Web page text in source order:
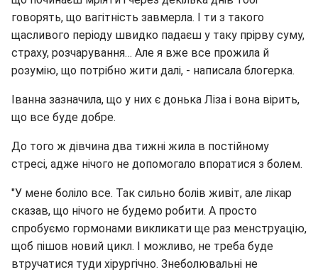
говорять, що вагітність завмерла. І ти з такого
щасливого періоду швидко падаєш у таку прірву суму,
страху, розчарування… Але я вже все прожила й
розумію, що потрібно жити далі, - написала блогерка.
Іванна зазначила, що у них є донька Ліза і вона вірить,
що все буде добре.
До того ж дівчина два тижні жила в постійному
стресі, адже нічого не допомогало впоратися з болем.
"У мене боліло все. Так сильно болів живіт, але лікар
сказав, що нічого не будемо робити. А просто
спробуємо гормонами викликати ще раз менструацію,
щоб пішов новий цикл. І можливо, не треба буде
втручатися туди хірургічно. Знеболювальні не